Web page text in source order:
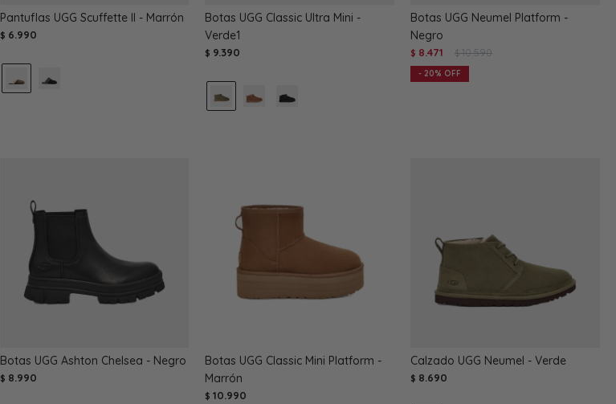
Pantuflas UGG Scuffette II - Marrón
$ 6.990
Botas UGG Classic Ultra Mini -
Verde1
$ 9.390
Botas UGG Neumel Platform -
Negro
$ 8.471 $ 10.590
20
Botas UGG Ashton Chelsea - Negro
$ 8.990
Botas UGG Classic Mini Platform -
Marrón
$ 10.990
Calzado UGG Neumel - Verde
$ 8.690